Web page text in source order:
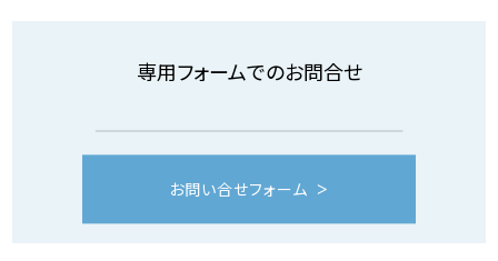
専用フォームでのお問合せ
お問い合せフォーム